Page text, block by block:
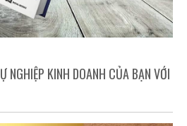
NGHIỆP KINH DOANH CỦA BẠN VỚI